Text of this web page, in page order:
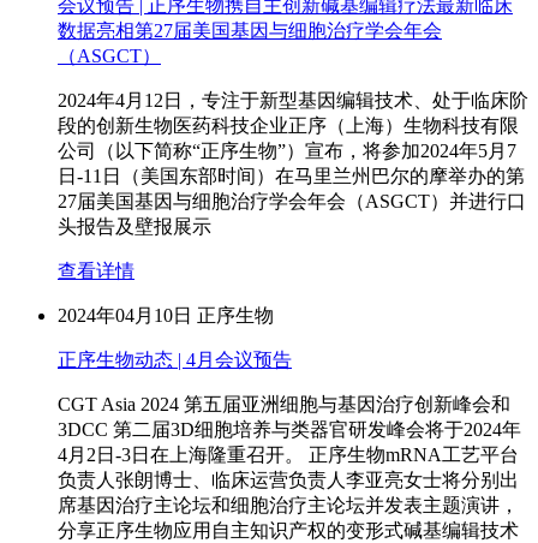
会议预告 | 正序生物携自主创新碱基编辑疗法最新临床
数据亮相第27届美国基因与细胞治疗学会年会
（ASGCT）
2024年4月12日，专注于新型基因编辑技术、处于临床阶
段的创新生物医药科技企业正序（上海）生物科技有限
公司（以下简称“正序生物”）宣布，将参加2024年5月7
日-11日（美国东部时间）在马里兰州巴尔的摩举办的第
27届美国基因与细胞治疗学会年会（ASGCT）并进行口
头报告及壁报展示
查看详情
2024年04月10日 正序生物
正序生物动态 | 4月会议预告
CGT Asia 2024 第五届亚洲细胞与基因治疗创新峰会和
3DCC 第二届3D细胞培养与类器官研发峰会将于2024年
4月2日-3日在上海隆重召开。 正序生物mRNA工艺平台
负责人张朗博士、临床运营负责人李亚亮女士将分别出
席基因治疗主论坛和细胞治疗主论坛并发表主题演讲，
分享正序生物应用自主知识产权的变形式碱基编辑技术